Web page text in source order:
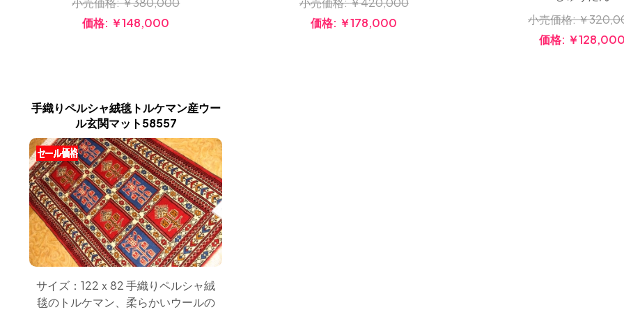
価格: ￥148,000
価格: ￥178,000
小売価格:￥
価格: ￥
手織りペルシャ絨毯トルケマン産ウー
ル玄関マット58557
サイズ：122ｘ82 手織りペルシャ絨
毯のトルケマン、柔らかいウールの